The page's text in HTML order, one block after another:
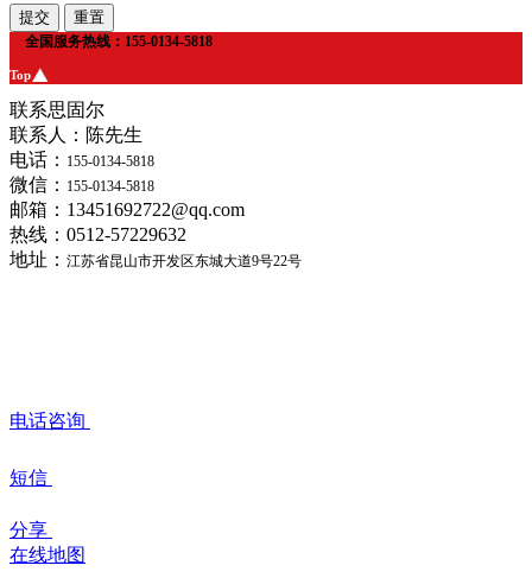
全国服务热线：155-0134-5818
Top
联系思固尔
联系人：陈先生
电话： 155-0134-5818
微信： 155-0134-5818
邮箱：13451692722@qq.com
热线：0512-57229632
地址： 江苏省昆山市开发区东城大道9号22号
电话咨询
短信
分享
在线地图